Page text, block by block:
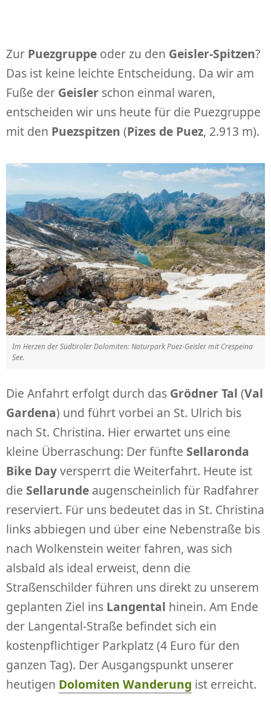
Zur Puezgruppe oder zu den Geisler-Spitzen?
Das ist keine leichte Entscheidung. Da wir am
Fuße der Geisler schon einmal waren,
entscheiden wir uns heute für die Puezgruppe
mit den Puezspitzen (Pizes de Puez, 2.913 m).
Im Herzen der Südtiroler Dolomiten: Naturpark Puez-Geisler mit Crespeina
See.
Die Anfahrt erfolgt durch das Grödner Tal (Val
Gardena) und führt vorbei an St. Ulrich bis
nach St. Christina. Hier erwartet uns eine
kleine Überraschung: Der fünfte Sellaronda
Bike Dayversperrt die Weiterfahrt. Heute ist
die Sellarunde augenscheinlich für Radfahrer
reserviert. Für uns bedeutet das in St. Christina
links abbiegen und über eine Nebenstraße bis
nach Wolkenstein weiter fahren, was sich
alsbald als ideal erweist, denn die
Straßenschilder führen uns direkt zu unserem
geplanten Ziel ins Langental hinein. Am Ende
der Langental-Straße befindet sich ein
kostenpflichtiger Parkplatz (4 Euro für den
ganzen Tag). Der Ausgangspunkt unserer
heutigen Dolomiten Wanderung ist erreicht.